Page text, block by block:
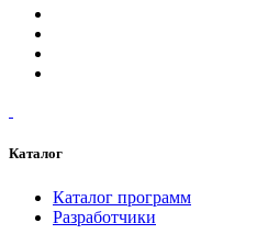
Каталог
Каталог программ
Разработчики